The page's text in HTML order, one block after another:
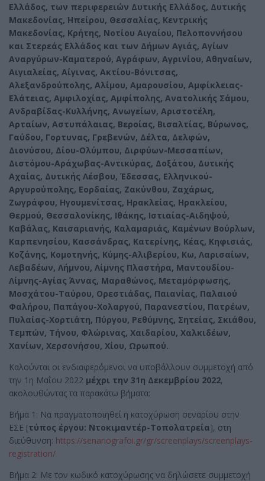
Ελλάδος, των περιφερειών Δυτικής Ελλάδος, Δυτικής
Μακεδονίας, Ηπείρου, Θεσσαλίας, Κεντρικής
Μακεδονίας, Κρήτης, Νοτίου Αιγαίου, Πελοποννήσου
και Στερεάς Ελλάδος και των Δήμων Αγιάς, Αγίων
Αναργύρων-Καματερού, Αγράφων, Αγρινίου, Αθηναίων,
Αιγιαλείας, Αίγινας, Ακτίου-Βόνιτσας,
Αλεξανδρούπολης, Αλίμου, Αμαρουσίου, Αμφίκλειας-
Ελάτειας, Αμφιλοχίας, Αμφίπολης, Ανατολικής Σάμου,
Ανδραβίδας-Κυλλήνης, Ανωγείων, Αριστοτέλη,
Αρταίων, Αστυπάλαιας, Βεροίας, Βισαλτίας, Βύρωνος,
Γαύδου, Γορτυνας, Γρεβενών, Δέλτα, Δελφών,
Διονύσου, Δίου-Ολύμπου, Διρφύων-Μεσσαπίων,
Διστόμου-Αράχωβας-Αντικύρας, Δοξάτου, Δυτικής
Αχαίας, Δυτικής Λέσβου, Έδεσσας, Ελληνικού-
Αργυρούπολης, Εορδαίας, Ζακύνθου, Ζαχάρως,
Ζωγράφου, Ηγουμενίτσας, Ηρακλείας, Ηρακλείου,
Θερμού, Θεσσαλονίκης, Ιθάκης, Ιστιαίας-Αιδηψού,
Καβάλας, Καισαριανής, Καλαμαριάς, Καμένων Βούρλων,
Καρπενησίου, Κασσάνδρας, Κατερίνης, Κέας, Κηφισιάς,
Κοζάνης, Κομοτηνής, Κύμης-Αλιβερίου, Κω, Λαρισαίων,
Λεβαδέων, Λήμνου, Λίμνης Πλαστήρα, Μαντουδίου-
Λίμνης-Αγίας Άννας, Μαραθώνος, Μεταμόρφωσης,
Μοσχάτου-Ταύρου, Ορεστιάδας, Παιανίας, Παλαιού
Φαλήρου, Παπάγου-Χολαργού, Παρανεστίου, Πατρέων,
Πυλαίας-Χορτιάτη, Πύργου, Ρεθύμνης, Σητείας, Σκιάθου,
Τεμπών, Τήνου, Φλώρινας, Χαιδαρίου, Χαλκιδέων,
Χανίων, Χερσονήσου, Χίου, Ωρωπού.
Καλούνται οι ενδιαφερόμενοι να υποβάλλουν συμμετοχή από
την 1η Μαΐου 2022 μέχρι την 31η Δεκεμβρίου 2022,
ακολουθώντας τα παρακάτω βήματα:
Βήμα 1: Να πραγματοποιηθεί η κατοχύρωση σεναρίου στην
ΕΣΕ [τύπος έργου: Ντοκιμαντέρ-Τοπολατρεία], στη
διεύθυνση: https://senariografoi.gr/gr/screenplays/screenplays-
registration/
Βήμα 2: Με τον κωδικό κατοχύρωσης να δηλώσετε συμμετοχή